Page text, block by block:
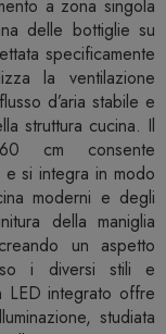
a zona singola
delle bottiglie su
specificamente
la ventilazione
d’aria stabile e
struttura cucina. Il
cm consente
e si integra in modo
moderni e degli
della maniglia
un aspetto
i diversi stili e
LED integrato offre
studiata